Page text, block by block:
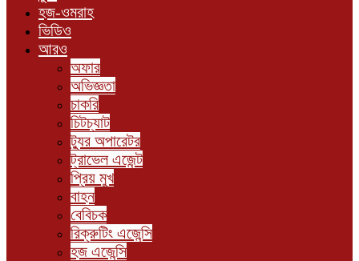
হজ-ওমরাহ
ভিডিও
আরও
অফার
অভিজ্ঞতা
চাকরি
চিটচ্যাট
ট্যুর অপারেটর
ট্রাভেল এজেন্ট
প্রিয় মুখ
বাহন
বেবিচক
রিক্রুটিং এজেন্সি
হজ এজেন্সি